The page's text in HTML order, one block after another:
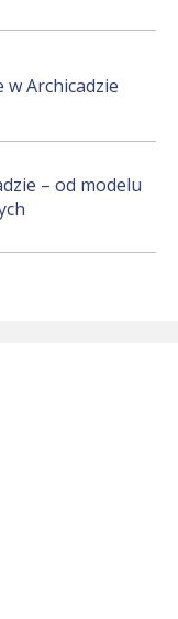
w Archicadzie
– od modelu